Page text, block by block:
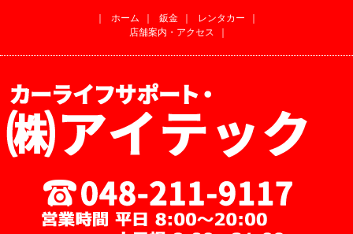
｜ ホーム ｜ 鈑金 ｜ レンタカー
｜
店舗案内・アクセス
｜